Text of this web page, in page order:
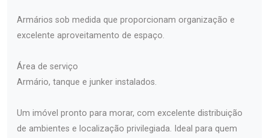
Armários sob medida que proporcionam organização e
excelente aproveitamento de espaço.
Área de serviço
Armário, tanque e junker instalados.
Um imóvel pronto para morar, com excelente distribuição
de ambientes e localização privilegiada. Ideal para quem